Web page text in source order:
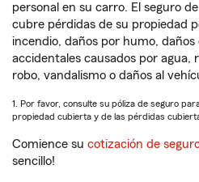
personal en su carro. El seguro
cubre pérdidas de su propiedad
incendio, daños por humo,
accidentales causados por agua,
robo, vandalismo o daños al
1. Por favor, consulte su póliza de seguro
propiedad cubierta y de las pérdidas
Comience su cotización de
sencillo!